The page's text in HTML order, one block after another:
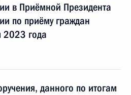
в Приёмной Президента
по приёму граждан
2023 года
данного по итогам